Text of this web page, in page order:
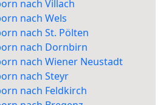
nach Villach
nach Wels
nach St. Pölten
nach Dornbirn
nach Wiener Neustadt
nach Steyr
nach Feldkirch